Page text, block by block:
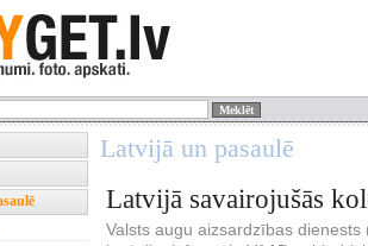
Latvijā un pasaulē
Latvijā savairojušās
Valsts augu aizsardzības